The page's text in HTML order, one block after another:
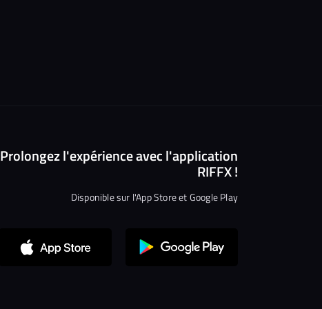
Prolongez l'expérience avec l'application
RIFFX !
Disponible sur l'App Store et Google Play